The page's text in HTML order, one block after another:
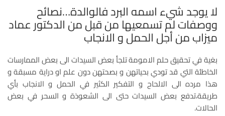
لا يوجد شيء اسمه البرد فالوالدة…نصائح
ووصفات لم تسمعيها من قبل من الدكتور عماد
ميزاب من أجل الحمل و الانجاب
بغية في تحقيق حلم الامومة تلجأ بعض السيدات الى بعض الممارسات
الخاطئة التي قد تودي بحياتهن و بصحتهن دون علم او دراية مسبقة و
هذا مرده الى الالحاح و التفكير الكثير في الحمل و الانجاب بأي
طريقة،تدفع بعض السيدات حتى الى الشعوذة و السحر في بعض
الحالات.